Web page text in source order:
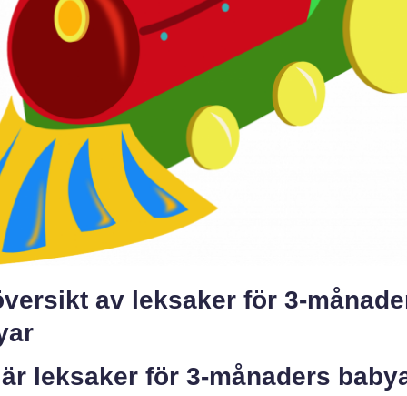
av leksaker för 3-
leksaker för 3-månaders